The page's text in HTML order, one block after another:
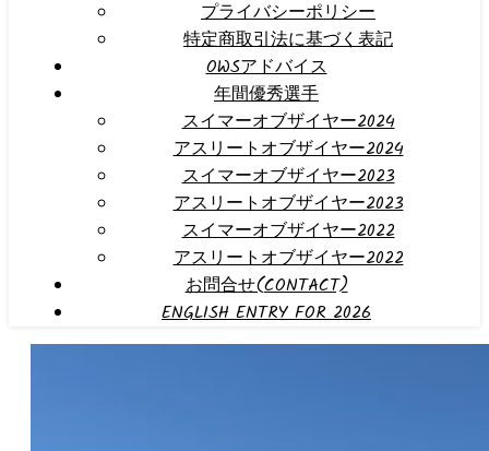
プライバシーポリシー
特定商取引法に基づく表記
OWSアドバイス
年間優秀選手
スイマーオブザイヤー2024
アスリートオブザイヤー2024
スイマーオブザイヤー2023
アスリートオブザイヤー2023
スイマーオブザイヤー2022
アスリートオブザイヤー2022
お問合せ(CONTACT)
ENGLISH ENTRY FOR 2026